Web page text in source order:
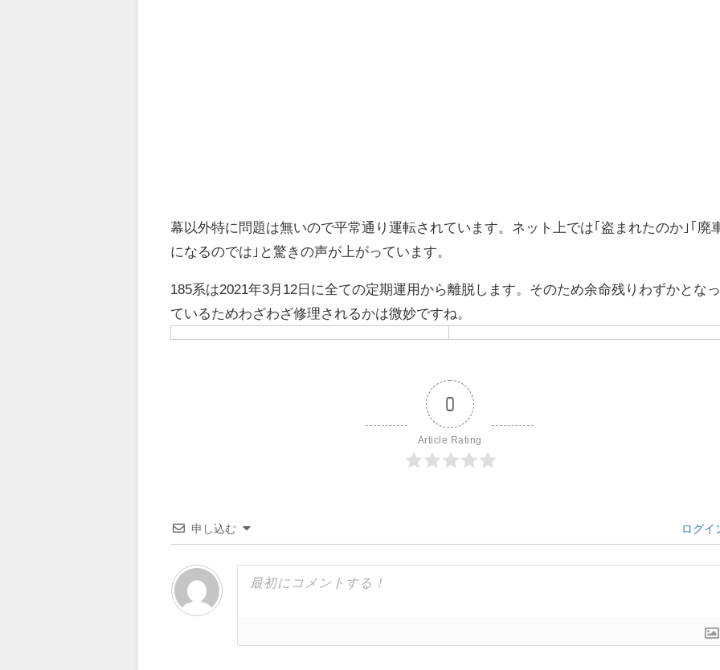
幕以外特に問題は無いので平常通り運転されています。ネット上では｢盗まれたのか｣｢廃
になるのでは｣と驚きの声が上がっています。
185系は2021年3月12日に全ての定期運用から離脱します。そのため余命残りわずかとな
ているためわざわざ修理されるかは微妙ですね。
0
Article Rating
申し込む ログイ